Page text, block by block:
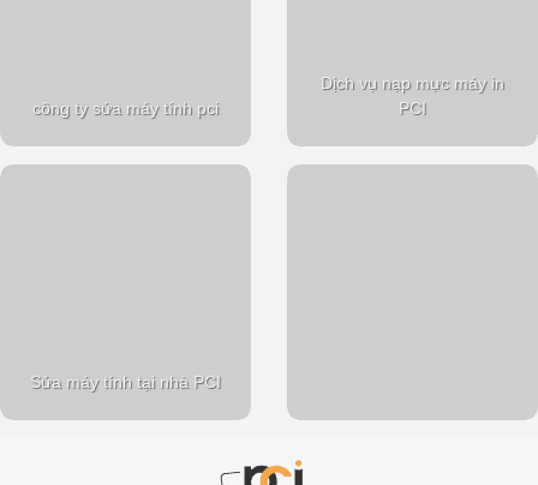
công ty sửa máy tính pci
Dịch vụ nạp mực máy in
PCI
Sửa máy tính tại nhà PCI